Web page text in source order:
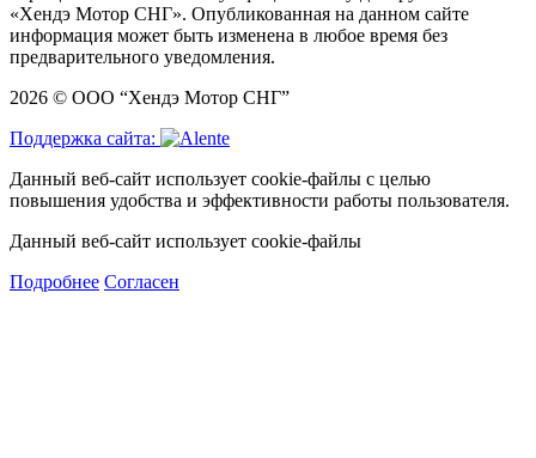
«Хендэ Мотор СНГ». Опубликованная на данном сайте
информация может быть изменена в любое время без
предварительного уведомления.
2026 © ООО “Хендэ Мотор СНГ”
Поддержка сайта:
Данный веб-сайт использует cookie-файлы с целью
повышения удобства и эффективности работы пользователя.
Данный веб-сайт использует cookie-файлы
Подробнее Согласен